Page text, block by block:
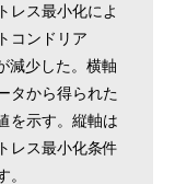
レス最小化によ
コンドリア
減少した。横軸
タから得られた
を示す。縦軸は
レス最小化条件